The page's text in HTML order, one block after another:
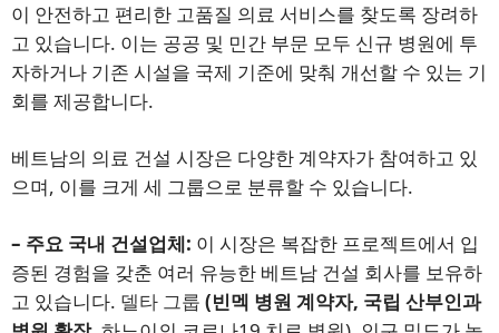
이 안전하고 편리한 고품질 의료 서비스를 찾도록 장려하
고 있습니다. 이는 공공 및 민간 부문 모두 신규 병원에 투
자하거나 기존 시설을 국제 기준에 맞춰 개선할 수 있는 기
회를 제공합니다.
베트남의 의료 건설 시장은 다양한 계약자가 참여하고 있
으며, 이를 크게 세 그룹으로 분류할 수 있습니다.
– 주요 국내 건설업체: 이 시장은 복잡한 프로젝트에서 입
증된 경험을 갖춘 여러 유능한 베트남 건설 회사를 보유하
고 있습니다. 델타 그룹 (빈멕 병원 계약자, 국립 산부인과